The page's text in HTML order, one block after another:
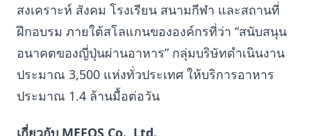
สงเคราะห์ สังคม โรงเรียน สนามกีฬา และสถานที่
ฝึกอบรม ภายใต้สโลแกนขององค์กรที่ว่า “สนับสนุน
อนาคตของญี่ปุ่นผ่านอาหาร” กลุ่มบริษัทดำเนินงาน
ประมาณ 3,500 แห่งทั่วประเทศ ให้บริการอาหาร
ประมาณ 1.4 ล้านมื้อต่อวัน